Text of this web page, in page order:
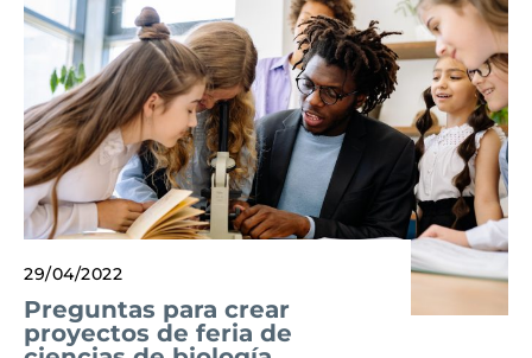
29/04/2022
Preguntas para crear
proyectos de feria de